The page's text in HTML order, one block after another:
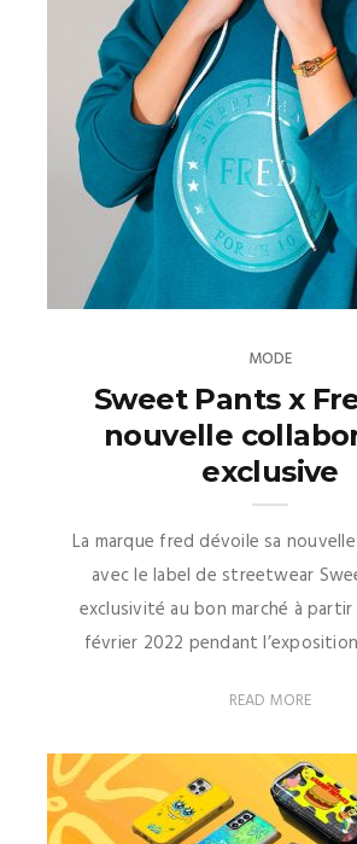
MODE
Sweet Pants x
nouvelle
exclusive
La marque fred dévoile sa
avec le label de streetwear
exclusivité au bon marché à partir
février 2022 pendant
READ MORE